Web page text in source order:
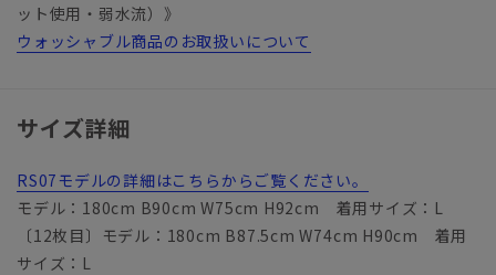
ット使用・弱水流）》
ウォッシャブル商品のお取扱いについて
サイズ詳細
RS07モデルの詳細はこちらからご覧ください。
モデル：180cm B90cm W75cm H92cm 着用サイズ：L
〔12枚目〕モデル：180cm B87.5cm W74cm H90cm 着用
サイズ：L